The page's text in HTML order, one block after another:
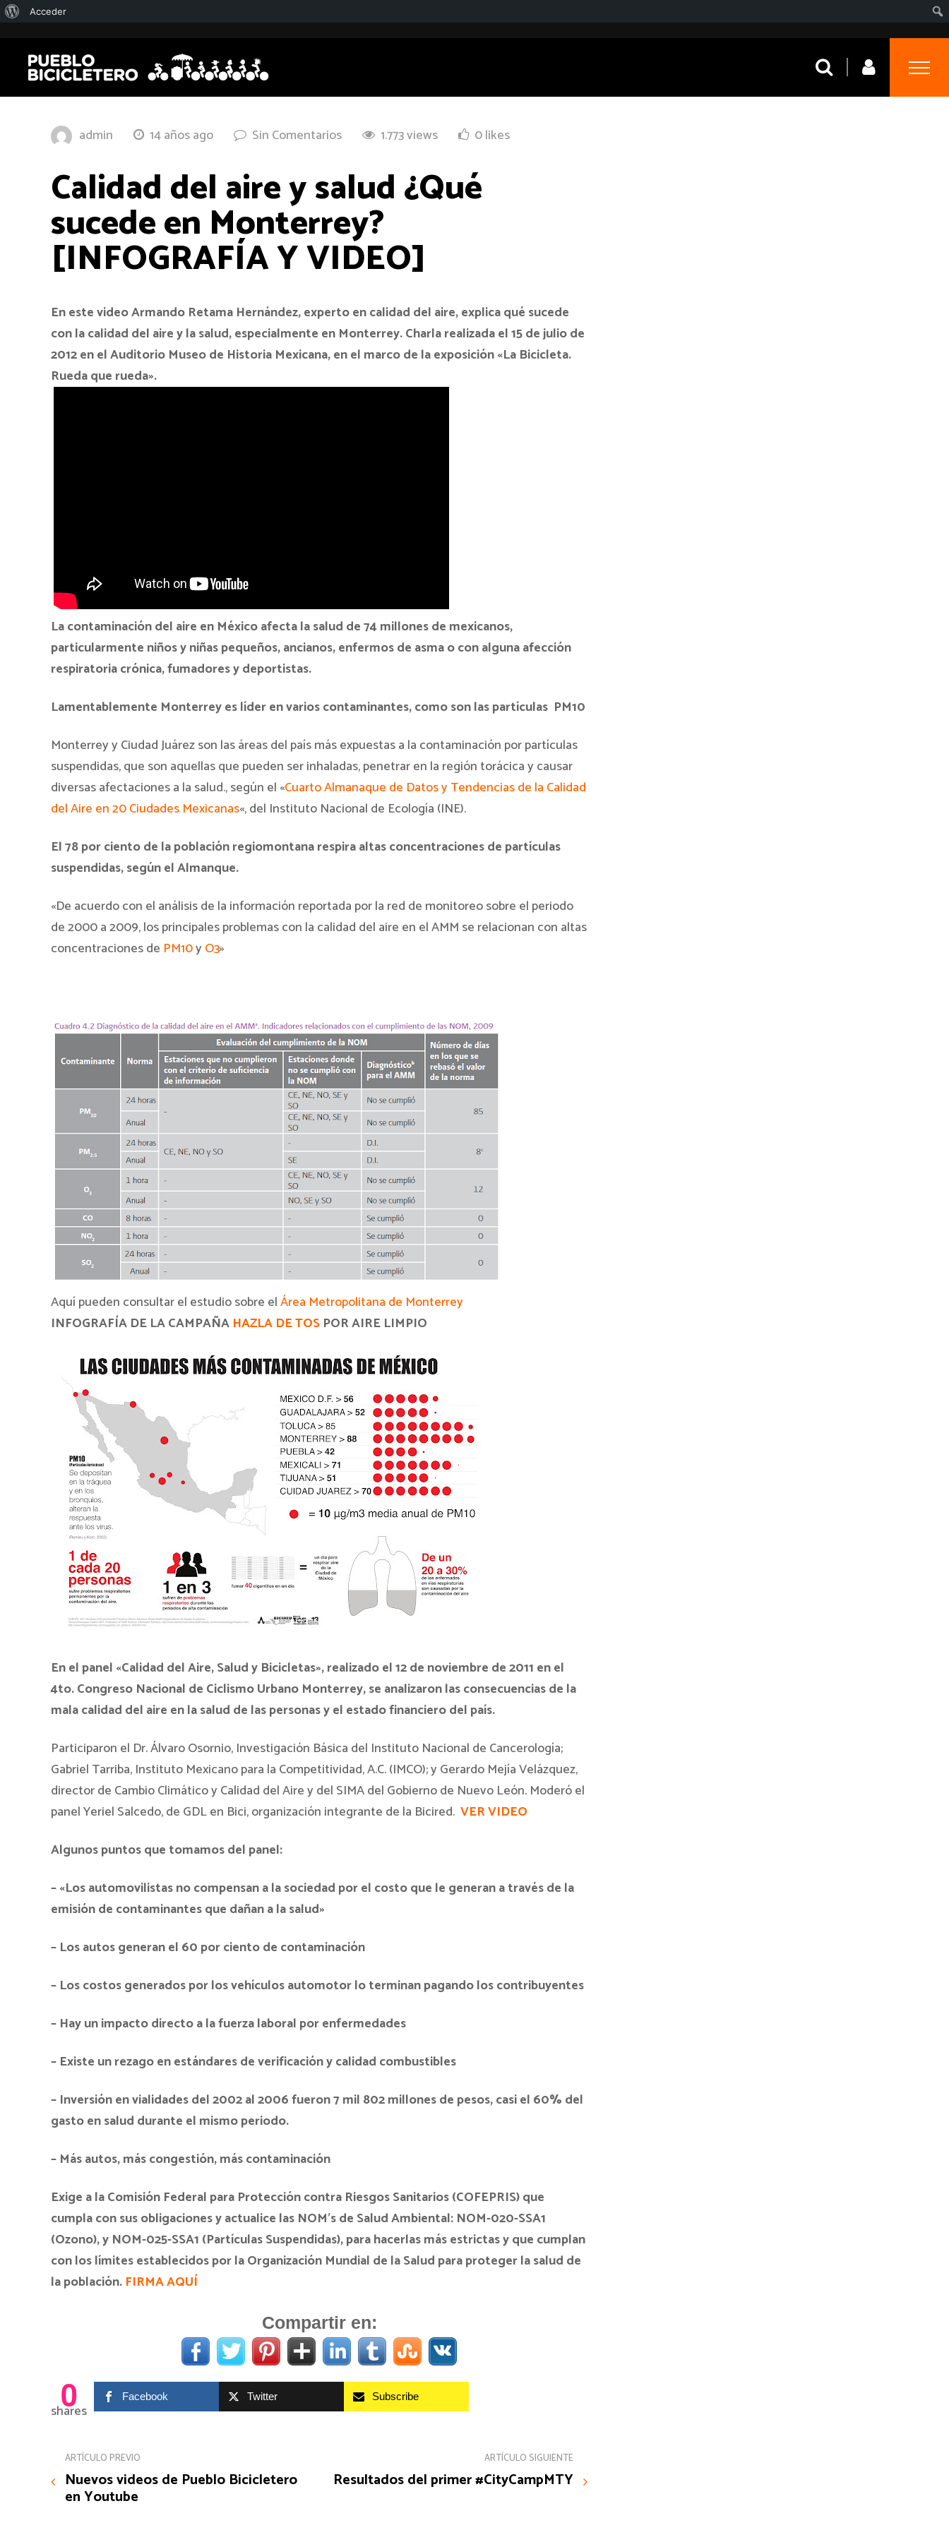
admin 14 años ago Sin Comentarios 1.773 views 0 likes
Calidad del aire y salud ¿Qué
sucede en Monterrey?
[INFOGRAFÍA Y VIDEO]
En este video Armando Retama Hernández, experto en calidad del aire, explica qué sucede
con la calidad del aire y la salud, especialmente en Monterrey. Charla realizada el 15 de julio de
2012 en el Auditorio Museo de Historia Mexicana, en el marco de la exposición «La Bicicleta.
Rueda que rueda».
La contaminación del aire en México afecta la salud de 74 millones de mexicanos,
particularmente niños y niñas pequeños, ancianos, enfermos de asma o con alguna afección
respiratoria crónica, fumadores y deportistas.
Lamentablemente Monterrey es líder en varios contaminantes, como son las partículas PM10
Monterrey y Ciudad Juárez son las áreas del país más expuestas a la contaminación por partículas
suspendidas, que son aquellas que pueden ser inhaladas, penetrar en la región torácica y causar
diversas afectaciones a la salud., según el «Cuarto Almanaque de Datos y Tendencias de la Calidad
del Aire en 20 Ciudades Mexicanas«, del Instituto Nacional de Ecología (INE).
El 78 por ciento de la población regiomontana respira altas concentraciones de partículas
suspendidas, según el Almanque.
«De acuerdo con el análisis de la información reportada por la red de monitoreo sobre el periodo
de 2000 a 2009, los principales problemas con la calidad del aire en el AMM se relacionan con altas
concentraciones de PM10y O3»
Aquí pueden consultar el estudio sobre elÁrea Metropolitana de Monterrey
INFOGRAFÍA DE LA CAMPAÑA HAZLA DE TOS POR AIRE LIMPIO
En el panel «Calidad del Aire, Salud y Bicicletas», realizado el 12 de noviembre de 2011 en el
4to. Congreso Nacional de Ciclismo Urbano Monterrey, se analizaron las consecuencias de la
mala calidad del aire en la salud de las personas y el estado financiero del país.
Participaron el Dr. Álvaro Osornio, Investigación Básica del Instituto Nacional de Cancerología;
Gabriel Tarriba, Instituto Mexicano para la Competitividad, A.C. (IMCO); y Gerardo Mejía Velázquez,
director de Cambio Climático y Calidad del Aire y del SIMA del Gobierno de Nuevo León. Moderó el
panel Yeriel Salcedo, de GDL en Bici, organización integrante de la Bicired. VER VIDEO
Algunos puntos que tomamos del panel:
– «Los automovilistas no compensan a la sociedad por el costo que le generan a través de la
emisión de contaminantes que dañan a la salud»
– Los autos generan el 60 por ciento de contaminación
– Los costos generados por los vehículos automotor lo terminan pagando los contribuyentes
– Hay un impacto directo a la fuerza laboral por enfermedades
– Existe un rezago en estándares de verificación y calidad combustibles
– Inversión en vialidades del 2002 al 2006 fueron 7 mil 802 millones de pesos, casi el 60% del
gasto en salud durante el mismo periodo.
– Más autos, más congestión, más contaminación
Exige a la Comisión Federal para Protección contra Riesgos Sanitarios (COFEPRIS) que
cumpla con sus obligaciones y actualice las NOM’s de Salud Ambiental: NOM-020-SSA1
(Ozono), y NOM-025-SSA1 (Partículas Suspendidas), para hacerlas más estrictas y que cumplan
con los límites establecidos por la Organización Mundial de la Salud para proteger la salud de
la población. FIRMA AQUÍ
Compartir en:
0
shares
Facebook Twitter Subscribe
ARTÍCULO PREVIO
Nuevos videos de Pueblo Bicicletero
en Youtube
ARTÍCULO SIGUIENTE
Resultados del primer #CityCampMTY
Acerca
WordPress
Acceder